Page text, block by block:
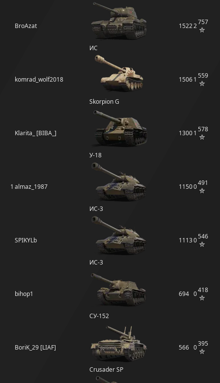
BroAzat
ИС
15222757
komrad_wolf2018
Skorpion G
15061 559
Klarita_ [BIBA_]
У-18
13001 578
1 almaz_1987
ИС-3
11500491
SPIKYLb
ИС-3
11130546
bihop1
СУ-152
694 0418
BoriK_29 [LIAF]
Crusader SP
566 0395